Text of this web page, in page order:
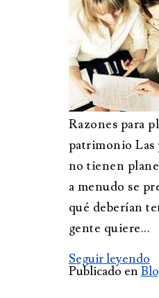
Razones para
patrimonio Las
no tienen
a menudo se
qué deberían
gente quiere...
Seguir leyendo
Publicado en